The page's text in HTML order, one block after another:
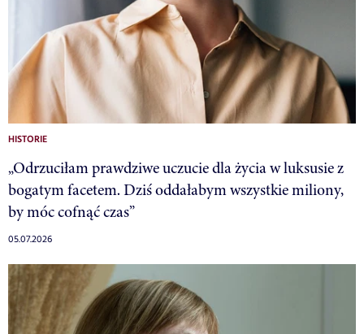
HISTORIE
„Odrzuciłam prawdziwe uczucie dla życia w luksusie z
bogatym facetem. Dziś oddałabym wszystkie miliony,
by móc cofnąć czas”
05.07.2026